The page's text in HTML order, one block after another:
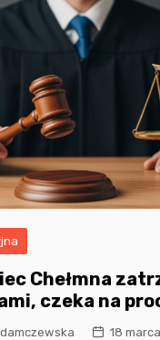
Chełmna
czeka na
18